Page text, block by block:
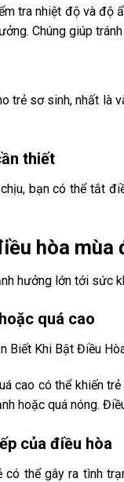
tra nhiệt độ và độ
Chúng giúp
trẻ sơ sinh, nhất
thiết
bạn có thể tắt
hòa
hưởng lớn tới sức
quá cao
cao có thể khiến
hoặc quá nóng.
của điều hòa
thể gây ra tình